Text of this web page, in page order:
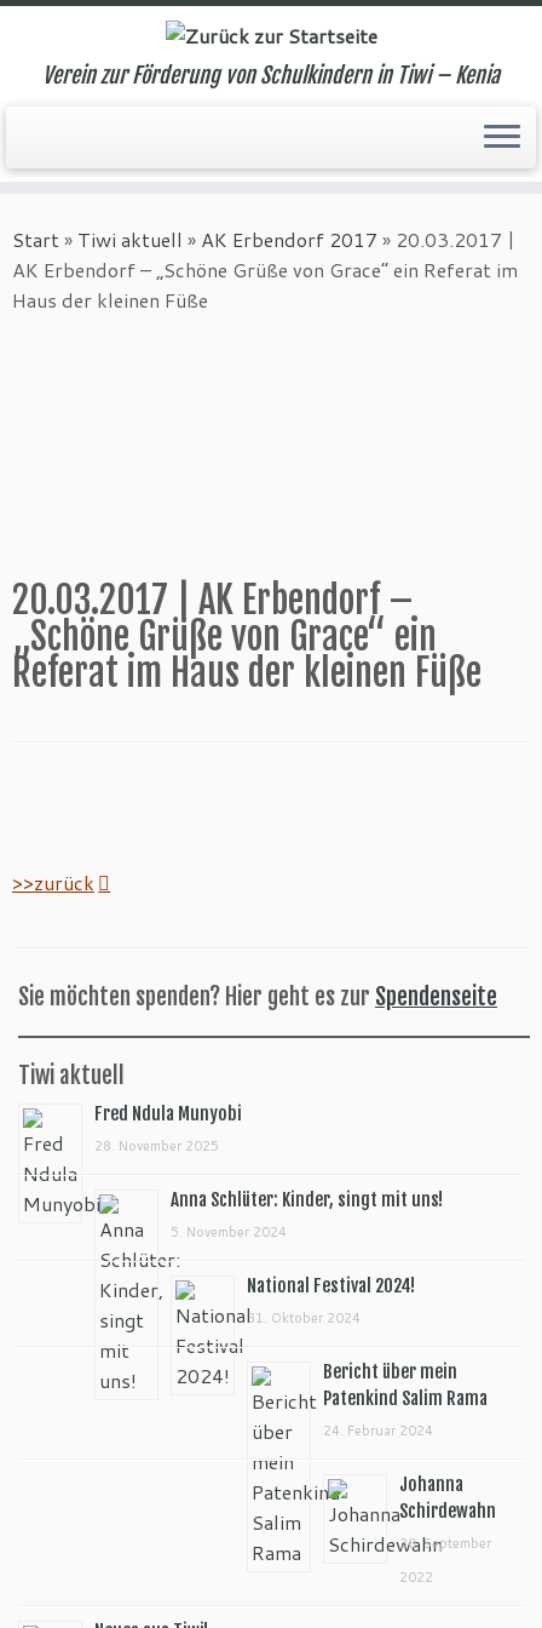
Inhalt
springen
Verein zur Förderung von Schulkindern in Tiwi – Kenia
Start» Tiwi aktuell » AK Erbendorf 2017 » 20.03.2017 |
AK Erbendorf – „Schöne Grüße von Grace“ ein Referat im
Haus der kleinen Füße
20.03.2017 | AK Erbendorf –
„Schöne Grüße von Grace“ ein
Referat im Haus der kleinen Füße
>>zurück
Sie möchten spenden? Hier geht es zur Spendenseite
Tiwi aktuell
Fred Ndula Munyobi
28. November 2025
Anna Schlüter: Kinder, singt mit uns!
5. November 2024
National Festival 2024!
31. Oktober 2024
Bericht über mein
Patenkind Salim Rama
24. Februar 2024
Johanna
Schirdewahn
30. September
2022